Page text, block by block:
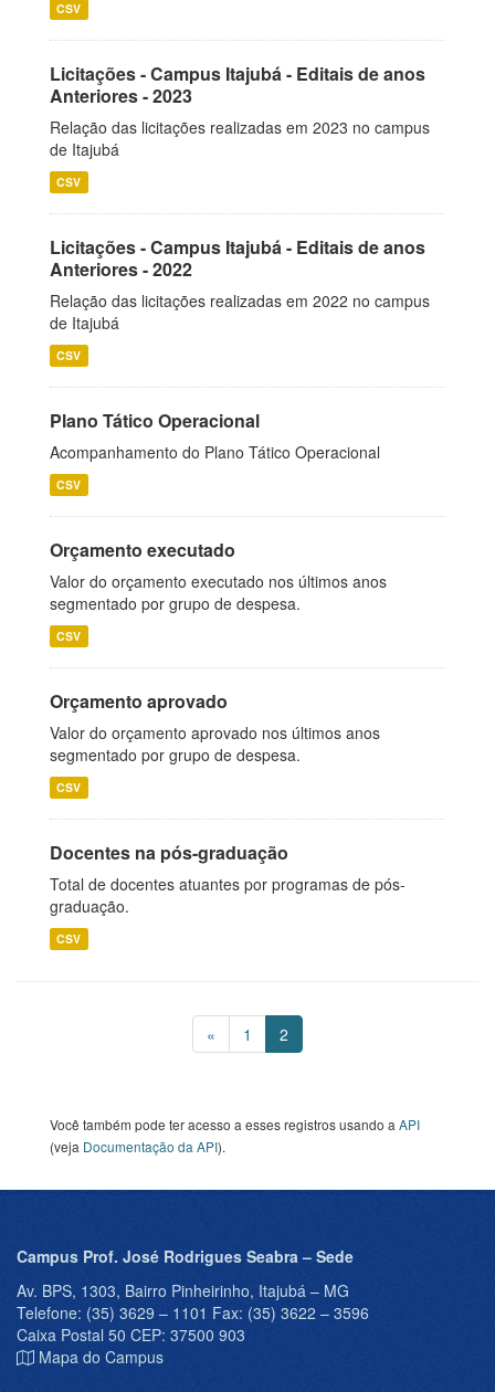
CSV
Licitações - Campus Itajubá - Editais de anos
Anteriores - 2023
Relação das licitações realizadas em 2023 no campus
de Itajubá
CSV
Licitações - Campus Itajubá - Editais de anos
Anteriores - 2022
Relação das licitações realizadas em 2022 no campus
de Itajubá
CSV
Plano Tático Operacional
Acompanhamento do Plano Tático Operacional
CSV
Orçamento executado
Valor do orçamento executado nos últimos anos
segmentado por grupo de despesa.
CSV
Orçamento aprovado
Valor do orçamento aprovado nos últimos anos
segmentado por grupo de despesa.
CSV
Docentes na pós-graduação
Total de docentes atuantes por programas de pós-
graduação.
CSV
« 1 2
Você também pode ter acesso a esses registros usando a API
(veja Documentação da API).
Campus Prof. José Rodrigues Seabra – Sede
Av. BPS, 1303, Bairro Pinheirinho, Itajubá – MG
Telefone: (35) 3629 – 1101 Fax: (35) 3622 – 3596
Caixa Postal 50 CEP: 37500 903
Mapa do Campus